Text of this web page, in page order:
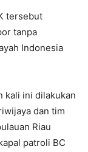
tersebut
tanpa
Indonesia
kali ini dilakukan
dan tim
Riau
patroli BC